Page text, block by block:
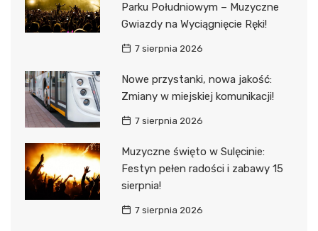
Parku Południowym – Muzyczne
Gwiazdy na Wyciągnięcie Ręki!
7 sierpnia 2026
Nowe przystanki, nowa jakość:
Zmiany w miejskiej komunikacji!
7 sierpnia 2026
Muzyczne święto w Sulęcinie:
Festyn pełen radości i zabawy 15
sierpnia!
7 sierpnia 2026